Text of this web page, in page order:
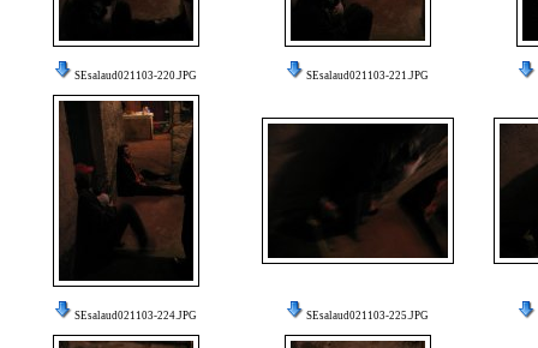
SEsalaud021103-220.JPG SEsalaud021103-221.JPG
SEsalaud021103-224.JPG SEsalaud021103-225.JPG